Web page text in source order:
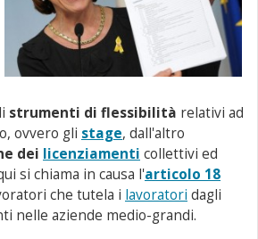
strumenti di flessibilità relativi ad
ovvero gli stage, dall'altro
dei licenziamenti collettivi ed
si chiama in causa l'articolo 18
che tutela i lavoratori dagli
nelle aziende medio-grandi.